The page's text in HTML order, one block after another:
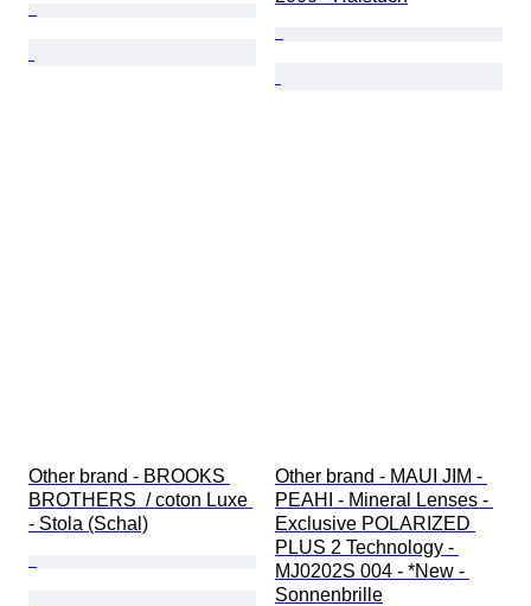
Other brand - BROOKS
BROTHERS  / coton Luxe
- Stola (Schal)
Other brand - MAUI JIM -
PEAHI - Mineral Lenses -
Exclusive POLARIZED
PLUS 2 Technology -
MJ0202S 004 - *New -
Sonnenbrille